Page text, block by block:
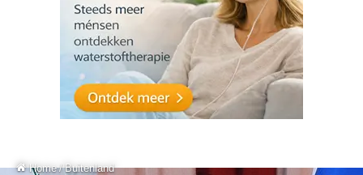
Home / Buitenland